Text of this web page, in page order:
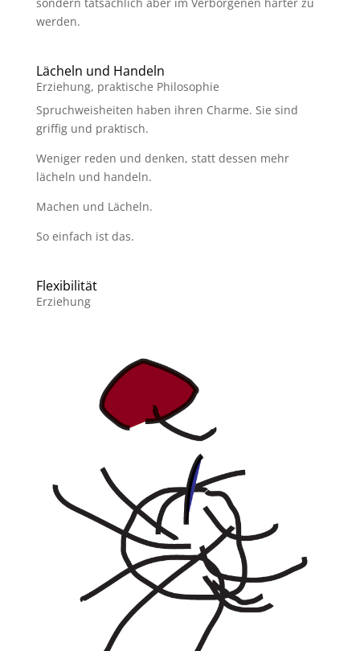
werden.
Lächeln und Handeln
Erziehung, praktische Philosophie
Spruchweisheiten haben ihren Charme. Sie sind
griffig und praktisch.
Weniger reden und denken, statt dessen mehr
lächeln und handeln.
Machen und Lächeln.
So einfach ist das.
Flexibilität
Erziehung